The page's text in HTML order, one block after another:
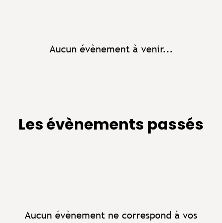
Aucun évènement à venir...
Les évènements passés
Aucun évènement ne correspond à vos